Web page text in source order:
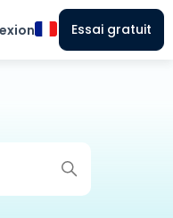
Essai gratuit